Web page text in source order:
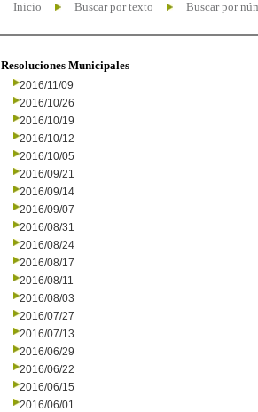
Inicio Buscar por texto Buscar por
Resoluciones Municipales
2016/11/09
2016/10/26
2016/10/19
2016/10/12
2016/10/05
2016/09/21
2016/09/14
2016/09/07
2016/08/31
2016/08/24
2016/08/17
2016/08/11
2016/08/03
2016/07/27
2016/07/13
2016/06/29
2016/06/22
2016/06/15
2016/06/01